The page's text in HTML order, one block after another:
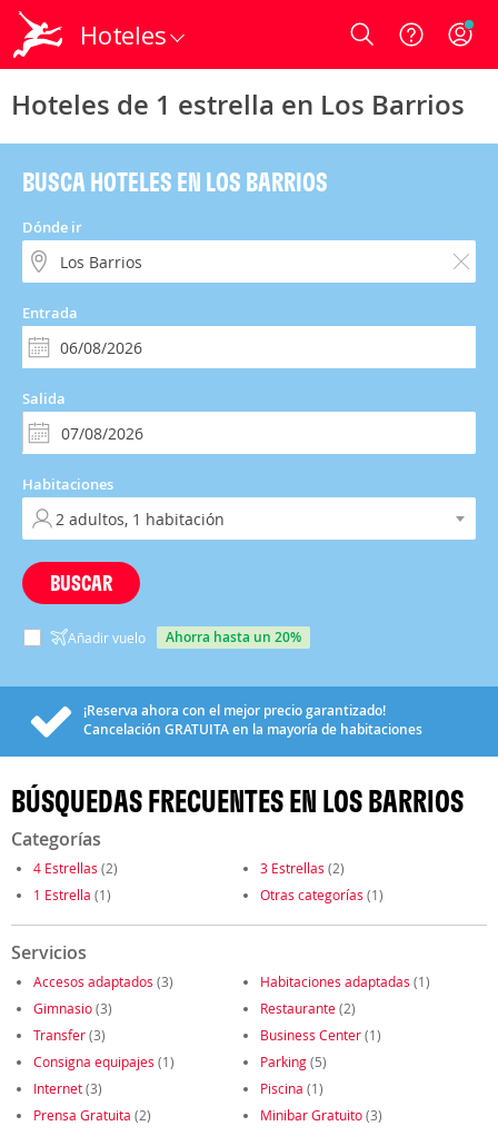
Hoteles Login
Hoteles de 1 estrella en Los Barrios
BUSCA HOTELES EN LOS BARRIOS
Dónde ir
Entrada
Salida
Habitaciones
BUSCAR
Añadir vuelo ahorra hasta un 20%
¡Reserva ahora con el mejor precio garantizado!
Cancelación GRATUITAen la mayoría de habitaciones
BÚSQUEDAS FRECUENTES EN LOS BARRIOS
Categorías
4 Estrellas (2) 3 Estrellas (2)
1 Estrella (1) Otras categorías (1)
Servicios
Accesos adaptados (3) Habitaciones adaptadas (1)
Gimnasio(3) Restaurante(2)
Transfer(3) Business Center(1)
Consigna equipajes (1) Parking(5)
Internet(3) Piscina (1)
Prensa Gratuita (2) Minibar Gratuito(3)